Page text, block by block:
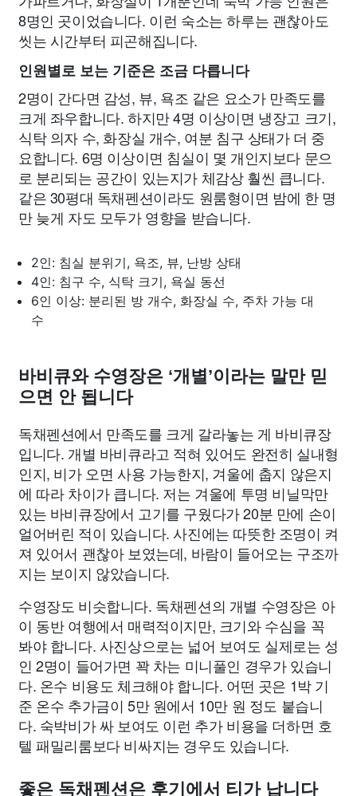
8명인 곳이었습니다. 이런 숙소는 하루는 괜찮아도
씻는 시간부터 피곤해집니다.
인원별로 보는 기준은 조금 다릅니다
2명이 간다면 감성, 뷰, 욕조 같은 요소가 만족도를
크게 좌우합니다. 하지만 4명 이상이면 냉장고 크기,
식탁 의자 수, 화장실 개수, 여분 침구 상태가 더 중
요합니다. 6명 이상이면 침실이 몇 개인지보다 문으
로 분리되는 공간이 있는지가 체감상 훨씬 큽니다.
같은 30평대 독채펜션이라도 원룸형이면 밤에 한 명
만 늦게 자도 모두가 영향을 받습니다.
2인: 침실 분위기, 욕조, 뷰, 난방 상태
4인: 침구 수, 식탁 크기, 욕실 동선
6인 이상: 분리된 방 개수, 화장실 수, 주차 가능 대
수
바비큐와 수영장은 ‘개별’이라는 말만 믿
으면 안 됩니다
독채펜션에서 만족도를 크게 갈라놓는 게 바비큐장
입니다. 개별 바비큐라고 적혀 있어도 완전히 실내형
인지, 비가 오면 사용 가능한지, 겨울에 춥지 않은지
에 따라 차이가 큽니다. 저는 겨울에 투명 비닐막만
있는 바비큐장에서 고기를 구웠다가 20분 만에 손이
얼어버린 적이 있습니다. 사진에는 따뜻한 조명이 켜
져 있어서 괜찮아 보였는데, 바람이 들어오는 구조까
지는 보이지 않았습니다.
수영장도 비슷합니다. 독채펜션의 개별 수영장은 아
이 동반 여행에서 매력적이지만, 크기와 수심을 꼭
봐야 합니다. 사진상으로는 넓어 보여도 실제로는 성
인 2명이 들어가면 꽉 차는 미니풀인 경우가 있습니
다. 온수 비용도 체크해야 합니다. 어떤 곳은 1박 기
준 온수 추가금이 5만 원에서 10만 원 정도 붙습니
다. 숙박비가 싸 보여도 이런 추가 비용을 더하면 호
텔 패밀리룸보다 비싸지는 경우도 있습니다.
좋은 독채펜션은 후기에서 티가 납니다